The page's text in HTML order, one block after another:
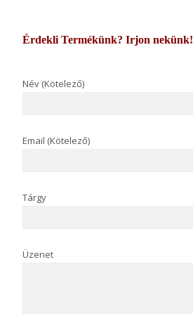
Érdekli Termékünk? Irjon nekünk!
Név (Kötelező)
Email (Kötelező)
Tárgy
Üzenet